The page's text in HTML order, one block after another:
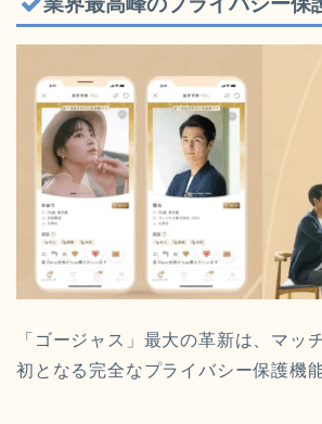
「ゴージャス」最大の革新は、マッ
初となる完全なプライバシー保護機